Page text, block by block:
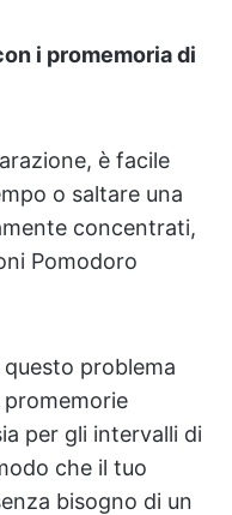
i promemoria di
è facile
o saltare una
concentrati,
Pomodoro
questo problema
per gli intervalli di
che il tuo
bisogno di un